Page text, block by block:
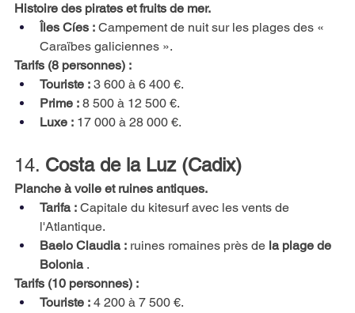
Histoire des pirates et fruits de mer.
Îles Cíes : Campement de nuit sur les plages des «
Caraïbes galiciennes ».
Tarifs (8 personnes) :
Touriste : 3 600 à 6 400 €.
Prime : 8 500 à 12 500 €.
Luxe : 17 000 à 28 000 €.
14. Costa de la Luz (Cadix)
Planche à voile et ruines antiques.
Tarifa : Capitale du kitesurf avec les vents de
l'Atlantique.
Baelo Claudia : ruines romaines près de la plage de
Bolonia .
Tarifs (10 personnes) :
Touriste : 4 200 à 7 500 €.